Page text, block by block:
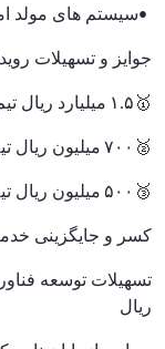
•سیستم های مولد
جوایز و تسهیلات
🥇 ۱.۵ میلیارد ریال
🥈 ۷۰۰ میلیون ریال
🥉 ۵۰۰ میلیون ریال
کسر و جایگزینی
تسهیلات توسعه
ریال